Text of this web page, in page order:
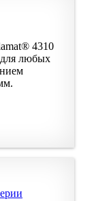
4310
для любых